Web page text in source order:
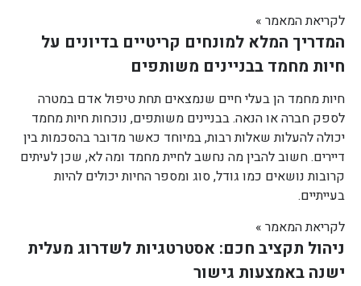
לקריאת המאמר »
המדריך המלא למונחים קריטיים בדיונים על
חיות מחמד בבניינים משותפים
חיות מחמד הן בעלי חיים שנמצאים תחת טיפול אדם במטרה
לספק חברה או הנאה. בבניינים משותפים, נוכחות חיות מחמד
יכולה להעלות שאלות רבות, במיוחד כאשר מדובר בהסכמות בין
דיירים. חשוב להבין מה נחשב לחיית מחמד ומה לא, שכן לעיתים
קרובות נושאים כמו גודל, סוג ומספר החיות יכולים להיות
בעייתיים.
לקריאת המאמר »
ניהול תקציב חכם: אסטרטגיות לשדרוג מעלית
ישנה באמצעות גישור